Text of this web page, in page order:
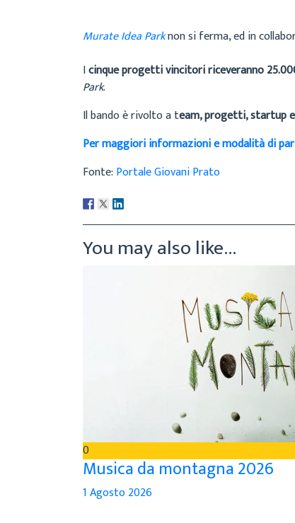
Murate Idea Parknon si ferma, ed in
Icinque progetti vincitori riceveranno
Park.
Il bando è rivolto a team, progetti, startup
Per maggiori informazioni e modalità di
Fonte: Portale Giovani Prato
You may also like...
0
Musica da montagna 2026
1 Agosto 2026